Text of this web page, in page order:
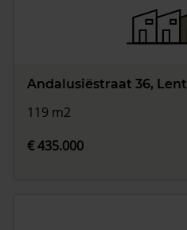
Andalusiëstraat 36, Lent
119 m2
€ 435.000